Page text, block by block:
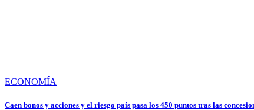
ECONOMÍA
Caen bonos y acciones y el riesgo país pasa los 450 puntos tras las